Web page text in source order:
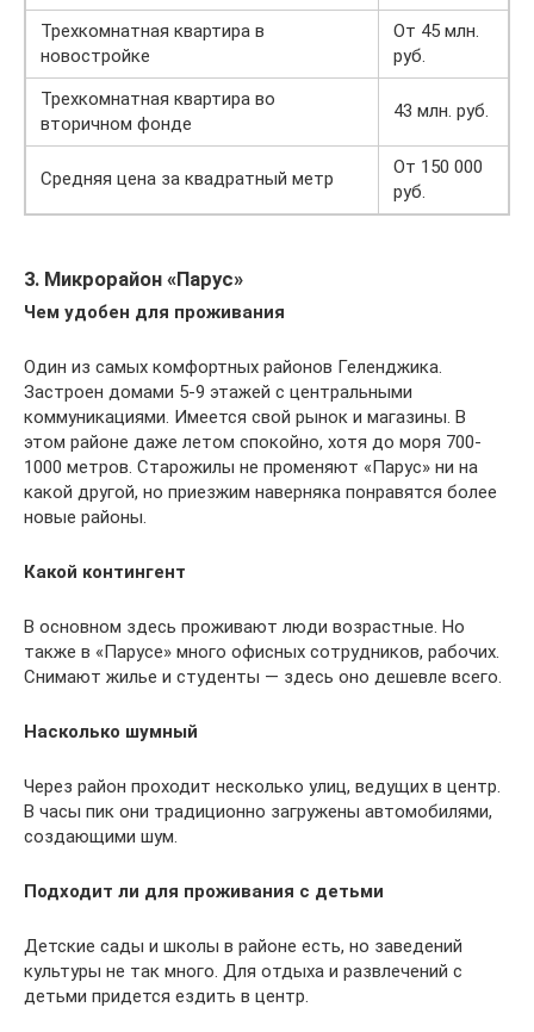
Трехкомнатная квартира в
новостройке
От 45 млн.
руб.
Трехкомнатная квартира во
вторичном фонде
43 млн. руб.
Средняя цена за квадратный метр
От 150 000
руб.
3. Микрорайон «Парус»
Чем удобен для проживания
Один из самых комфортных районов Геленджика.
Застроен домами 5-9 этажей с центральными
коммуникациями. Имеется свой рынок и магазины. В
этом районе даже летом спокойно, хотя до моря 700-
1000 метров. Старожилы не променяют «Парус» ни на
какой другой, но приезжим наверняка понравятся более
новые районы.
Какой контингент
В основном здесь проживают люди возрастные. Но
также в «Парусе» много офисных сотрудников, рабочих.
Снимают жилье и студенты — здесь оно дешевле всего.
Насколько шумный
Через район проходит несколько улиц, ведущих в центр.
В часы пик они традиционно загружены автомобилями,
создающими шум.
Подходит ли для проживания с детьми
Детские сады и школы в районе есть, но заведений
культуры не так много. Для отдыха и развлечений с
детьми придется ездить в центр.